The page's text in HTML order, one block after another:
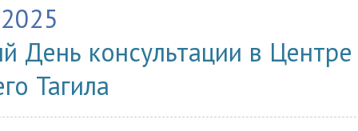
День консультации в
Тагила